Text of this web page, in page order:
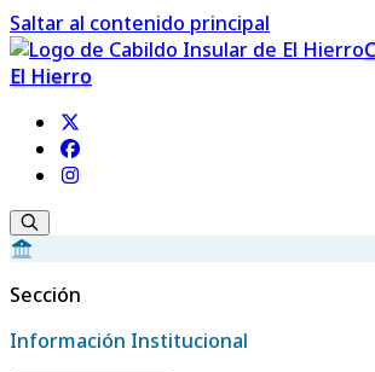
Saltar al contenido principal
El Hierro
Sección
Información Institucional